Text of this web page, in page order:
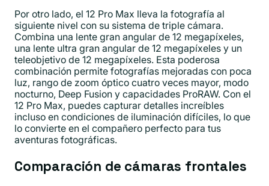
Por otro lado, el 12 Pro Max lleva la fotografía al
siguiente nivel con su sistema de triple cámara.
Combina una lente gran angular de 12 megapíxeles,
una lente ultra gran angular de 12 megapíxeles y un
teleobjetivo de 12 megapíxeles. Esta poderosa
combinación permite fotografías mejoradas con poca
luz, rango de zoom óptico cuatro veces mayor, modo
nocturno, Deep Fusion y capacidades ProRAW. Con el
12 Pro Max, puedes capturar detalles increíbles
incluso en condiciones de iluminación difíciles, lo que
lo convierte en el compañero perfecto para tus
aventuras fotográficas.
Comparación de cámaras frontales